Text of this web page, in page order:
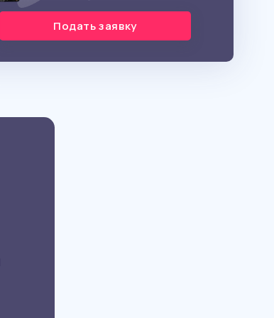
Подать заявку